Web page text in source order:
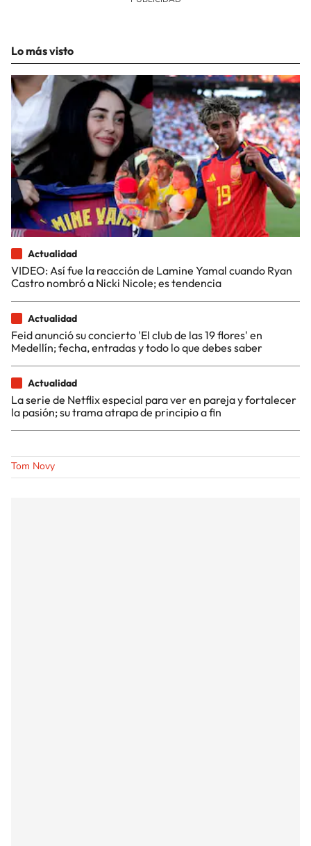
Lo más visto
Actualidad
VIDEO: Así fue la reacción de Lamine Yamal cuando Ryan
Castro nombró a Nicki Nicole; es tendencia
Actualidad
Feid anunció su concierto 'El club de las 19 flores' en
Medellín; fecha, entradas y todo lo que debes saber
Actualidad
La serie de Netflix especial para ver en pareja y fortalecer
la pasión; su trama atrapa de principio a fin
Tom Novy